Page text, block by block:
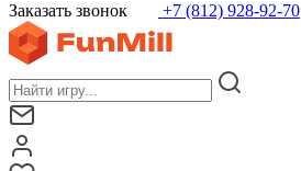
Заказать звонок
+7 (812) 928-92-70